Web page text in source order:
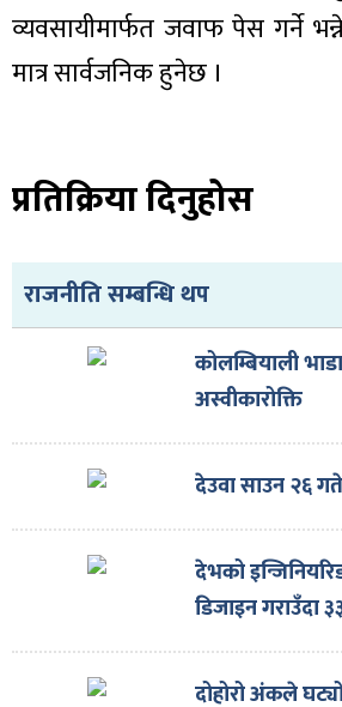
व्यवसायीमार्फत जवाफ पेस गर्ने
मात्र सार्वजनिक हुनेछ ।
प्रतिक्रिया दिनुहोस
राजनीति सम्बन्धि थप
कोलम्बियाली
अस्वीकारोक्ति
देउवा साउन २६
देभको
डिजाइन गराउँदा
दोहोरो अंकले